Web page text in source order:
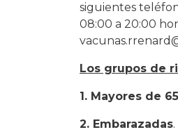
siguientes
08:00 a 20:00
Los grupos de
1. Mayores de
2. Embarazadas.